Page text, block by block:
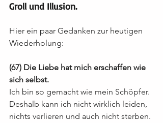
Groll und Illusion.
Hier ein paar Gedanken zur heutigen
Wiederholung:
(67) Die Liebe hat mich erschaffen wie
sich selbst.
Ich bin so gemacht wie mein Schöpfer.
Deshalb kann ich nicht wirklich leiden,
nichts verlieren und auch nicht sterben.